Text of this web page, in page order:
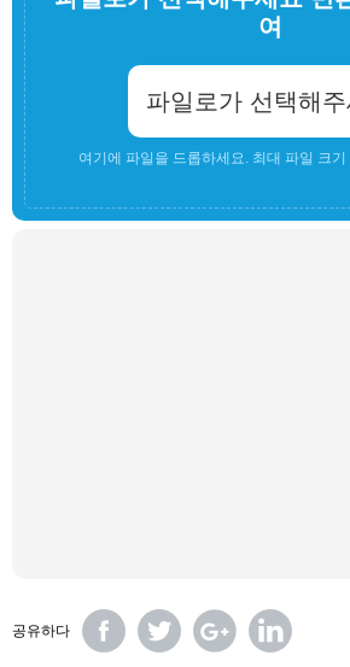
여
파일로가 선택해주
여기에 파일을 드롭하세요. 최대 파일 크
공유하다